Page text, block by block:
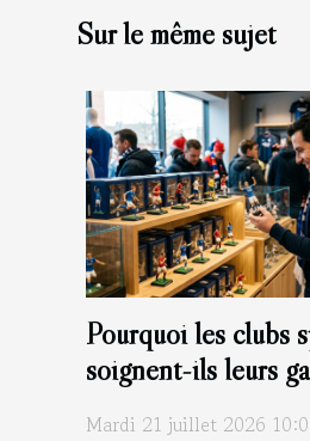
Sur le même sujet
Pourquoi les clubs
soignent-ils leurs
Mardi 21 juillet 2026